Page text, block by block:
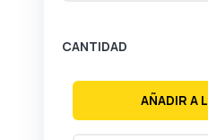
CANTIDAD
AÑADIR A